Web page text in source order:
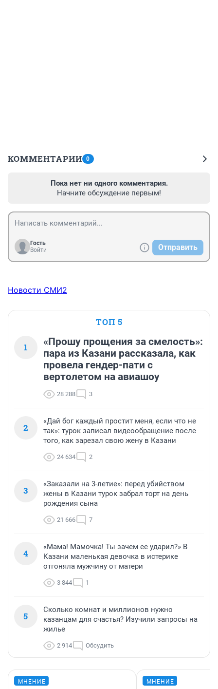
КОММЕНТАРИИ 0
Пока нет ни одного комментария.
Начните обсуждение первым!
Гость
Войти
Отправить
Новости СМИ2
ТОП 5
1
«Прошу прощения за смелость»:
пара из Казани рассказала, как
провела гендер-пати с
вертолетом на авиашоу
28 288 3
2
«Дай бог каждый простит меня, если что не
так»: турок записал видеообращение после
того, как зарезал свою жену в Казани
24 634 2
3
«Заказали на 3-летие»: перед убийством
жены в Казани турок забрал торт на день
рождения сына
21 666 7
4
«Мама! Мамочка! Ты зачем ее ударил?» В
Казани маленькая девочка в истерике
отгоняла мужчину от матери
3 844 1
5
Сколько комнат и миллионов нужно
казанцам для счастья? Изучили запросы на
жилье
2 914 Обсудить
МНЕНИЕ МНЕНИЕ